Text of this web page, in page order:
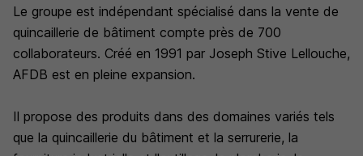
Le groupe est indépendant spécialisé dans la vente de
quincaillerie de bâtiment compte près de 700
collaborateurs. Créé en 1991 par Joseph Stive Lellouche,
AFDB est en pleine expansion.
Il propose des produits dans des domaines variés tels
que la quincaillerie du bâtiment et la serrurerie, la